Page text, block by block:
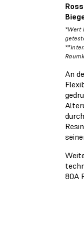
*Wert
An
80A